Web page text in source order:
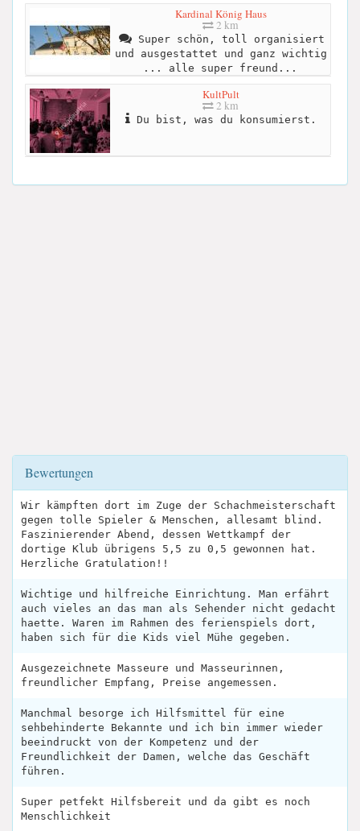
Kardinal König Haus
2 km
Super schön, toll organisiert
und ausgestattet und ganz wichtig
... alle super freund...
KultPult
2 km
Du bist, was du konsumierst.
Bewertungen
Wir kämpften dort im Zuge der Schachmeisterschaft
gegen tolle Spieler & Menschen, allesamt blind.
Faszinierender Abend, dessen Wettkampf der
dortige Klub übrigens 5,5 zu 0,5 gewonnen hat.
Herzliche Gratulation!!
Wichtige und hilfreiche Einrichtung. Man erfährt
auch vieles an das man als Sehender nicht gedacht
haette. Waren im Rahmen des ferienspiels dort,
haben sich für die Kids viel Mühe gegeben.
Ausgezeichnete Masseure und Masseurinnen,
freundlicher Empfang, Preise angemessen.
Manchmal besorge ich Hilfsmittel für eine
sehbehinderte Bekannte und ich bin immer wieder
beeindruckt von der Kompetenz und der
Freundlichkeit der Damen, welche das Geschäft
führen.
Super petfekt Hilfsbereit und da gibt es noch
Menschlichkeit